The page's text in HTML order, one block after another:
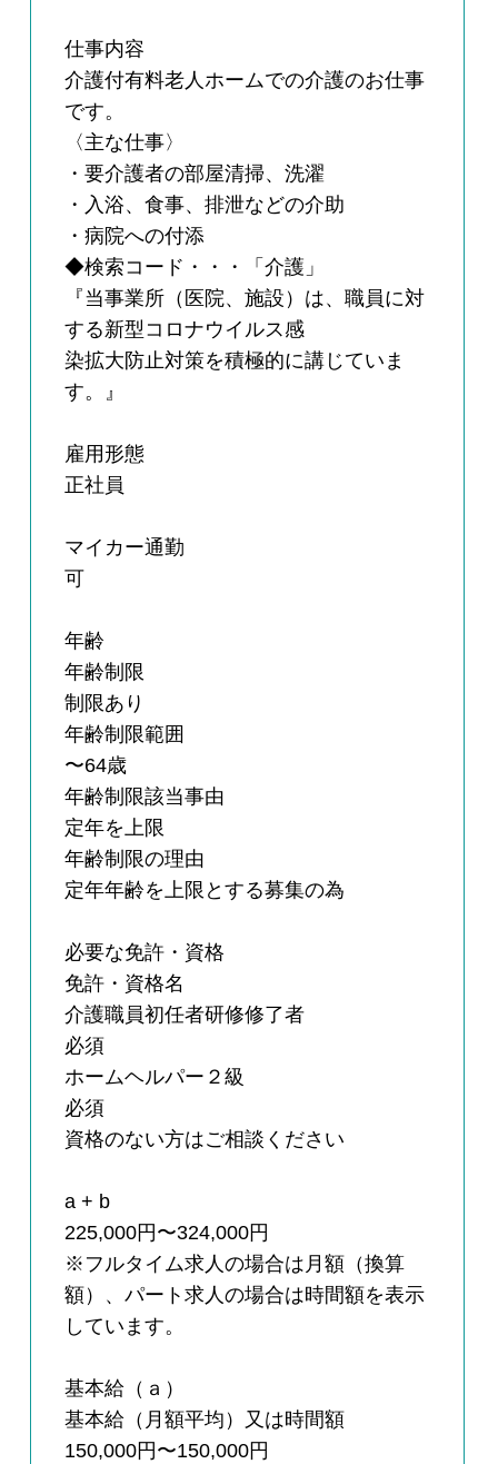
仕事内容
介護付有料老人ホームでの介護のお仕事
です。
〈主な仕事〉
・要介護者の部屋清掃、洗濯
・入浴、食事、排泄などの介助
・病院への付添
◆検索コード・・・「介護」
『当事業所（医院、施設）は、職員に対
する新型コロナウイルス感
染拡大防止対策を積極的に講じていま
す。』
雇用形態
正社員
マイカー通勤
可
年齢
年齢制限
制限あり
年齢制限範囲
〜64歳
年齢制限該当事由
定年を上限
年齢制限の理由
定年年齢を上限とする募集の為
必要な免許・資格
免許・資格名
介護職員初任者研修修了者
必須
ホームヘルパー２級
必須
資格のない方はご相談ください
a + b
225,000円〜324,000円
※フルタイム求人の場合は月額（換算
額）、パート求人の場合は時間額を表示
しています。
基本給（ａ）
基本給（月額平均）又は時間額
150,000円〜150,000円